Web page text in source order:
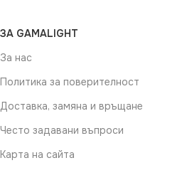
ЗА GAMALIGHT
За нас
Политика за поверителност
Доставка, замяна и връщане
Често задавани въпроси
Карта на сайта